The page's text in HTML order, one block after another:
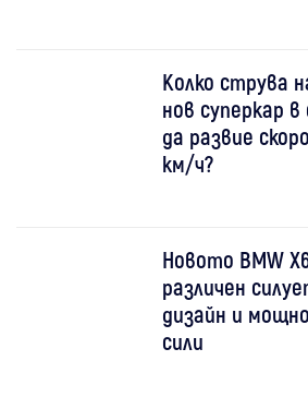
Колко струва
нов суперкар
да развие
км/ч?
Новото BMW
различен
дизайн и
сили